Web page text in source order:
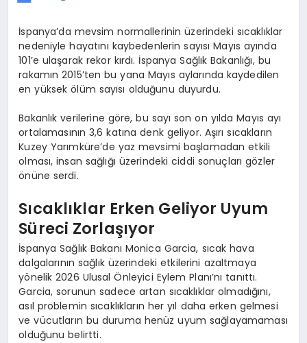
İspanya’da mevsim normallerinin üzerindeki sıcaklıklar
nedeniyle hayatını kaybedenlerin sayısı Mayıs ayında
101’e ulaşarak rekor kırdı. İspanya Sağlık Bakanlığı, bu
rakamın 2015’ten bu yana Mayıs aylarında kaydedilen
en yüksek ölüm sayısı olduğunu duyurdu.
Bakanlık verilerine göre, bu sayı son on yılda Mayıs ayı
ortalamasının 3,6 katına denk geliyor. Aşırı sıcakların
Kuzey Yarımküre’de yaz mevsimi başlamadan etkili
olması, insan sağlığı üzerindeki ciddi sonuçları gözler
önüne serdi.
Sıcaklıklar Erken Geliyor Uyum
Süreci Zorlaşıyor
İspanya Sağlık Bakanı Monica Garcia, sıcak hava
dalgalarının sağlık üzerindeki etkilerini azaltmaya
yönelik 2026 Ulusal Önleyici Eylem Planı’nı tanıttı.
Garcia, sorunun sadece artan sıcaklıklar olmadığını,
asıl problemin sıcaklıkların her yıl daha erken gelmesi
ve vücutların bu duruma henüz uyum sağlayamaması
olduğunu belirtti.